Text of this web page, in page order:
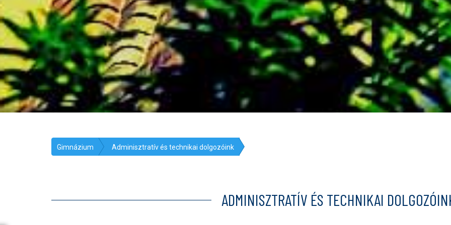
Gimnázium Adminisztratív és technikai dolgozóink
ADMINISZTRATÍV ÉS TECHNIKAI